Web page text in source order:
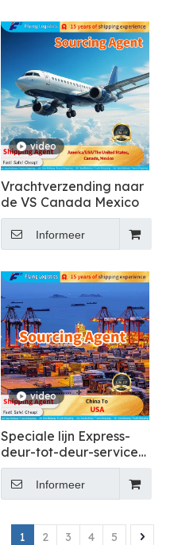
video
Vrachtverzending naar
de VS Canada Mexico
Informeer
video
Speciale lijn Express-
deur-tot-deur-service
van China naar de VS
Informeer
1 2 3 4 5